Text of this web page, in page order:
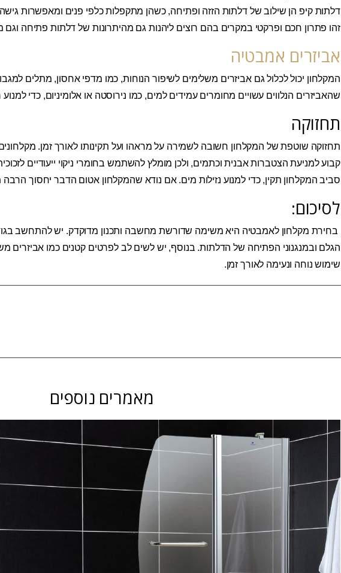
דלתות קיפ הן שילוב של דלתות הזזה ופתיחה, כשהן מתקפלות כלפי פנים ומאפשרות
זהו פתרון חכם ופרקטי במקרים בהם רוצים ליהנות גם מהיתרונות של דלתות פתיחה
אביזרים אמבטיה
המקלחון יכול לכלול גם אביזרים משלימים לשיפור הנוחות, כמו מדפי אחסון, מתלים
שהאביזרים הנלווים עשויים מחומרים עמידים למים, כמו נירוסטה או אלומיניום, כדי
תחזוקה
תחזוקה שוטפת של המקלחון חשובה לשמירה על מראהו ועל תקינותו לאורך זמן.
קבוע למניעת הצטברות אבנית וכתמים, ולכן מומלץ להשתמש בחומרי ניקוי ייעודיים
סביב המקלחון תקין, כדי למנוע נזילות מים. אם נודא שהמקלחון אטום הדבר יחסוך
לסיכום:
בחירת מקלחון לאמבטיה היא משימה שדורשת מחשבה ותכנון מדוקדק. יש להתחשב
הגלם ובמנגנוני הפתיחה של הדלתות. בנוסף, יש לשים לב לפרטים קטנים כמו אביזרים
שימוש נוחה ונעימה לאורך זמן.
מאמרים נוספים